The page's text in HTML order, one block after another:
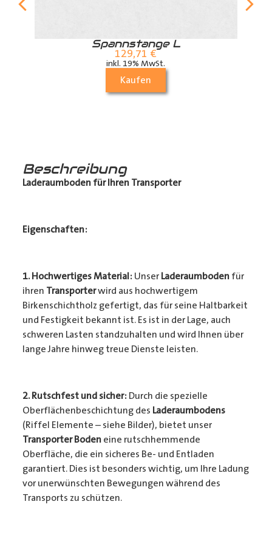
Spannstange L
129,71 €
inkl. 19% MwSt.
Kaufen
Beschreibung
Laderaumboden für Ihren Transporter
Eigenschaften:
1. Hochwertiges Material: Unser Laderaumbodenfür
ihren Transporterwird aus hochwertigem
Birkenschichtholz gefertigt, das für seine Haltbarkeit
und Festigkeit bekannt ist. Es ist in der Lage, auch
schweren Lasten standzuhalten und wird Ihnen über
lange Jahre hinweg treue Dienste leisten.
2. Rutschfest und sicher: Durch die spezielle
Oberflächenbeschichtung des Laderaumbodens
(Riffel Elemente – siehe Bilder), bietet unser
Transporter Bodeneine rutschhemmende
Oberfläche, die ein sicheres Be- und Entladen
garantiert. Dies ist besonders wichtig, um Ihre Ladung
vor unerwünschten Bewegungen während des
Transports zu schützen.